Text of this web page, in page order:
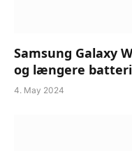
Samsung Galaxy
og længere
4. May 2024